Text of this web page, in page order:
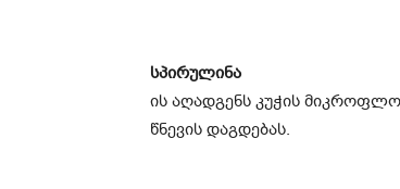
სპირულინა
ის აღადგენს კუჭის
წნევის დაგდებას.